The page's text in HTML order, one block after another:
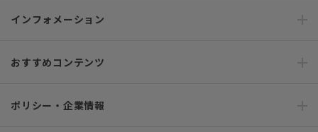
インフォメーション
おすすめコンテンツ
ポリシー・企業情報